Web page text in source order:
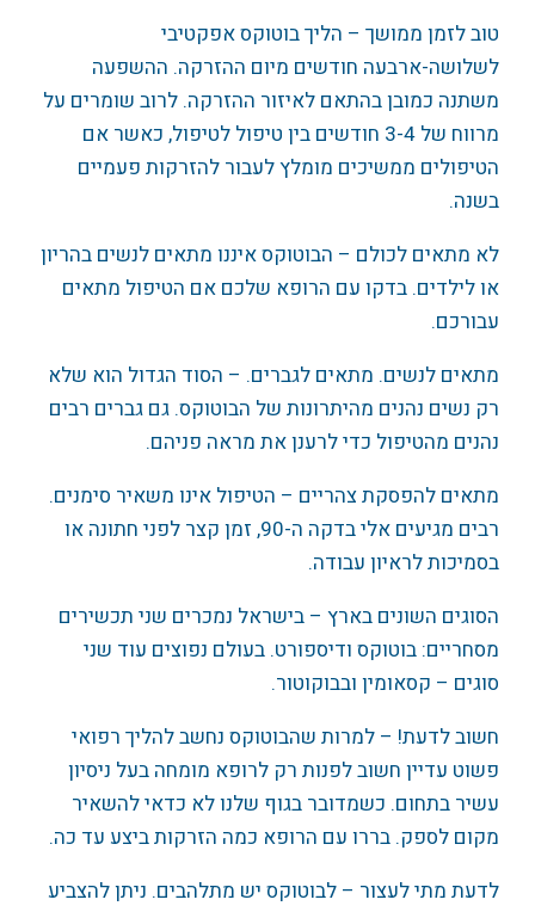
טוב לזמן ממושך – הליך בוטוקס אפקטיבי
לשלושה-ארבעה חודשים מיום ההזרקה. ההשפעה
משתנה כמובן בהתאם לאיזור ההזרקה. לרוב שומרים על
מרווח של 3-4 חודשים בין טיפול לטיפול, כאשר אם
הטיפולים ממשיכים מומלץ לעבור להזרקות פעמיים
בשנה.
לא מתאים לכולם – הבוטוקס איננו מתאים לנשים בהריון
או לילדים. בדקו עם הרופא שלכם אם הטיפול מתאים
עבורכם.
מתאים לנשים. מתאים לגברים. – הסוד הגדול הוא שלא
רק נשים נהנים מהיתרונות של הבוטוקס. גם גברים רבים
נהנים מהטיפול כדי לרענן את מראה פניהם.
מתאים להפסקת צהריים – הטיפול אינו משאיר סימנים.
רבים מגיעים אלי בדקה ה-90, זמן קצר לפני חתונה או
בסמיכות לראיון עבודה.
הסוגים השונים בארץ – בישראל נמכרים שני תכשירים
מסחריים: בוטוקס ודיספורט. בעולם נפוצים עוד שני
סוגים – קסאומין ובבוקוטור.
חשוב לדעת! – למרות שהבוטוקס נחשב להליך רפואי
פשוט עדיין חשוב לפנות רק לרופא מומחה בעל ניסיון
עשיר בתחום. כשמדובר בגוף שלנו לא כדאי להשאיר
מקום לספק. בררו עם הרופא כמה הזרקות ביצע עד כה.
לדעת מתי לעצור – לבוטוקס יש מתלהבים. ניתן להצביע